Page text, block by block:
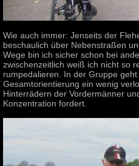
Wie auch immer: Jenseits der
beschaulich über Nebenstraßen
Wege bin ich sicher schon bei
zwischenzeitlich weiß ich nicht so
rumpedalieren. In der Gruppe
Gesamtorientierung ein wenig
Hinterrädern der Vordermänner
Konzentration fordert.